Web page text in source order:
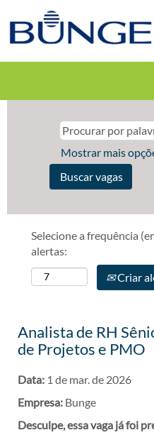
Mostrar mais
Selecione a frequência
alertas:
Criar
Analista de RH
de Projetos e PMO
Data: 1 de mar. de 2026
Empresa: Bunge
Desculpe, essa vaga já foi